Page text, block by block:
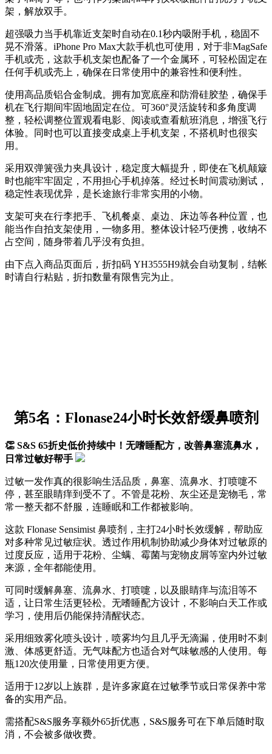
架，解放双手。
超强吸力当手机靠近支架时自动在0.1秒内吸附手机，稳固不
晃不滑落。iPhone Pro Max大款手机也可使用，对于非MagSafe
手机或壳，这款手机支架也配备了一个金属环，可轻松固定在
任何手机或壳上，确保在日常使用中的兼容性和便利性。
使用高品质铝合金制成。拥有加宽底座和防滑硅胶垫，确保手
机在飞行期间牢固地固定在位。可360°灵活旋转和多角度调
整，轻松调整位置观看电影、阅读或查看航班消息，增强飞行
体验。同时也可以直接变成桌上手机支架，不搭机时也很实
用。
采用双弹簧强力夹具设计，稳定度大幅提升，即使在飞机颠簸
时也能牢牢固定，不用担心手机掉落。经过长时间震动测试，
稳定性表现优异，是长途旅行非常实用的小物。
支架可夹在行李把手、飞机餐桌、桌边、床边等各种位置，也
能当作自拍支架使用，一物多用。整体设计轻巧便携，收纳不
占空间，随身带着几乎没有负担。
由下点入商品页面后，折扣码 YH3555H9就会自动复制，结帐
时请自行粘贴，折扣数量有限售完为止。
第5名：Flonase24小时长效舒缓鼻喷剂
👏 S&S 65折史低价持续中！无嗜睡配方，改善鼻塞流鼻水，
日常过敏好帮手
过敏一发作真的很影响生活品质，鼻塞、流鼻水、打喷嚏不
停，甚至眼睛痒到受不了。不管是花粉、灰尘还是宠物毛，常
常一整天都不舒服，连睡眠和工作都被影响。
这款 Flonase Sensimist 鼻喷剂，主打24小时长效缓解，帮助应
对多种常见过敏症状。透过作用机制协助减少身体对过敏原的
过度反应，适用于花粉、尘螨、霉菌与宠物皮屑等室内外过敏
来源，全年都能使用。
可同时缓解鼻塞、流鼻水、打喷嚏，以及眼睛痒与流泪等不
适，让日常生活更轻松。无嗜睡配方设计，不影响白天工作或
学习，使用后仍能保持清醒状态。
采用细致雾化喷头设计，喷雾均匀且几乎无滴漏，使用时不刺
激、体感更舒适。无气味配方也适合对气味敏感的人使用。每
瓶120次使用量，日常使用更方便。
适用于12岁以上族群，是许多家庭在过敏季节或日常保养中常
备的实用产品。
需搭配S&S服务享额外65折优惠，S&S服务可在下单后随时取
消，不会被多做收费。